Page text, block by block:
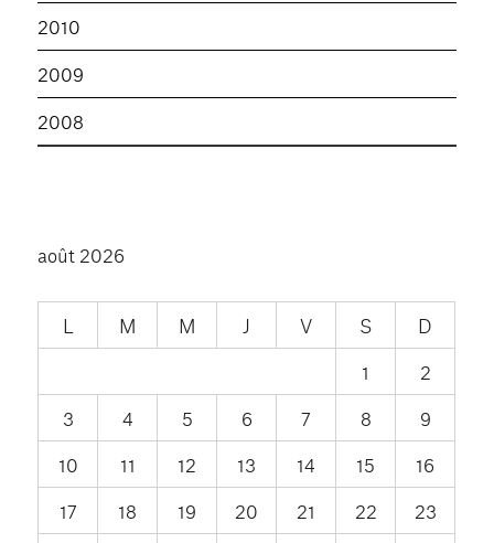
2010
2009
2008
août 2026
L M M J V S
D
1
2
3
4 5 6 7 8
9
10
11 12 13 14 15
16
17
18 19 20 21 22
23